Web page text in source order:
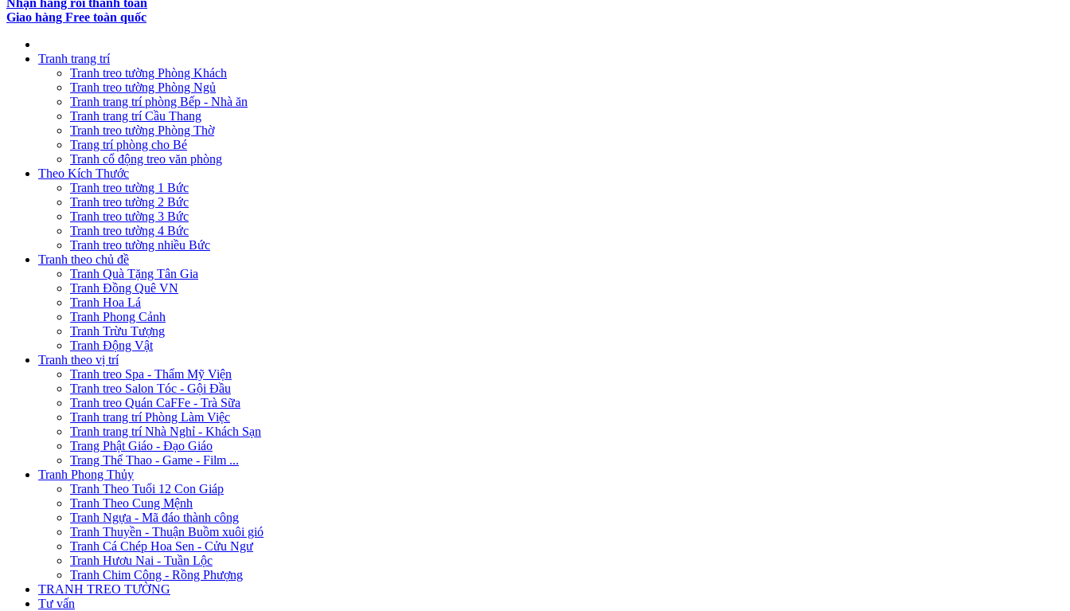
Nhận hàng rồi thanh toán
Giao hàng Free toàn quốc
Tranh trang trí
Tranh treo tường Phòng Khách
Tranh treo tường Phòng Ngủ
Tranh trang trí phòng Bếp - Nhà ăn
Tranh trang trí Cầu Thang
Tranh treo tường Phòng Thờ
Trang trí phòng cho Bé
Tranh cổ động treo văn phòng
Theo Kích Thước
Tranh treo tường 1 Bức
Tranh treo tường 2 Bức
Tranh treo tường 3 Bức
Tranh treo tường 4 Bức
Tranh treo tường nhiều Bức
Tranh theo chủ đề
Tranh Quà Tặng Tân Gia
Tranh Đồng Quê VN
Tranh Hoa Lá
Tranh Phong Cảnh
Tranh Trừu Tượng
Tranh Động Vật
Tranh theo vị trí
Tranh treo Spa - Thẩm Mỹ Viện
Tranh treo Salon Tóc - Gội Đầu
Tranh treo Quán CaFFe - Trà Sữa
Tranh trang trí Phòng Làm Việc
Tranh trang trí Nhà Nghỉ - Khách Sạn
Trang Phật Giáo - Đạo Giáo
Trang Thể Thao - Game - Film ...
Tranh Phong Thủy
Tranh Theo Tuổi 12 Con Giáp
Tranh Theo Cung Mệnh
Tranh Ngựa - Mã đáo thành công
Tranh Thuyền - Thuận Buồm xuôi gió
Tranh Cá Chép Hoa Sen - Cửu Ngư
Tranh Hươu Nai - Tuần Lộc
Tranh Chim Công - Rồng Phượng
TRANH TREO TƯỜNG
Tư vấn